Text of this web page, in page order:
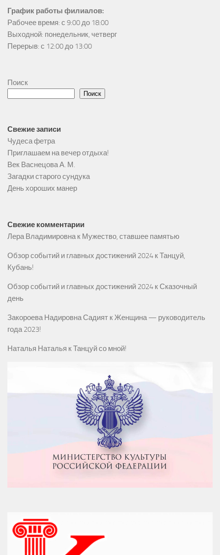
График работы филиалов:
Рабочее время: с 9:00 до 18:00
Выходной: понедельник, четверг
Перерыв: с 12:00 до 13:00
Поиск
Поиск
Свежие записи
Чудеса фетра
Приглашаем на вечер отдыха!
Век Васнецова А. М.
Загадки старого сундука
День хороших манер
Свежие комментарии
Лера Владимировнак Мужество, ставшее памятью
Обзор событий и главных достижений 2024 кТанцуй,
Кубань!
Обзор событий и главных достижений 2024 кСказочный
день
Закороева Надировна Садият кЖенщина — руководитель
года 2023!
Наталья Наталья кТанцуй со мной!